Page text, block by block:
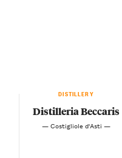
DISTILLERY
Distilleria Beccaris
— Costigliole d'Asti —